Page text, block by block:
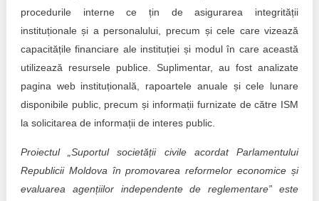
procedurile interne ce țin de asigurarea integrității
instituționale și a personalului, precum și cele care vizează
capacitățile financiare ale instituției și modul în care această
utilizează resursele publice. Suplimentar, au fost analizate
pagina web instituțională, rapoartele anuale și cele lunare
disponibile public, precum și informații furnizate de către ISM
la solicitarea de informații de interes public.
Proiectul „Suportul societății civile acordat Parlamentului
Republicii Moldova în promovarea reformelor economice și
evaluarea agențiilor independente de reglementare” este